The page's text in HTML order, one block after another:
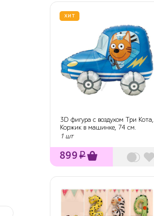
ХИТ
3D фигура с воздухом Три Кота,
Коржик в машинке, 74 см.
1 шт
899 ₽